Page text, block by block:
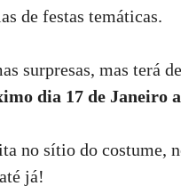
de festas temáticas.
surpresas, mas terá
dia 17 de Janeiro
no sítio do costume,
já!